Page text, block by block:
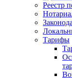
Реестр
Тарифы